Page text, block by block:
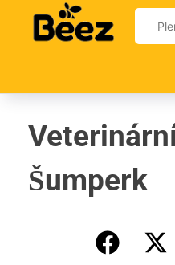
content
Šumperk